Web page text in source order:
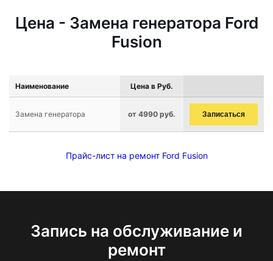
Цена - Замена генератора Ford
Fusion
Наименование Цена в Руб.
Замена генератора от 4990 руб. Записаться
Прайс-лист на ремонт Ford Fusion
Запись на обслуживание и
ремонт